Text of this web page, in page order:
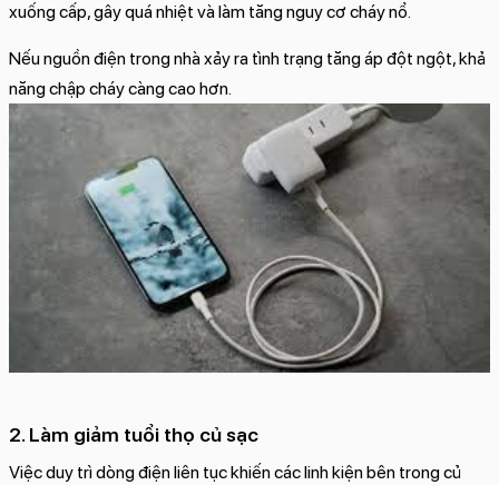
xuống cấp, gây quá nhiệt và làm tăng nguy cơ cháy nổ.
Nếu nguồn điện trong nhà xảy ra tình trạng tăng áp đột ngột, khả
năng chập cháy càng cao hơn.
2. Làm giảm tuổi thọ củ sạc
Việc duy trì dòng điện liên tục khiến các linh kiện bên trong củ